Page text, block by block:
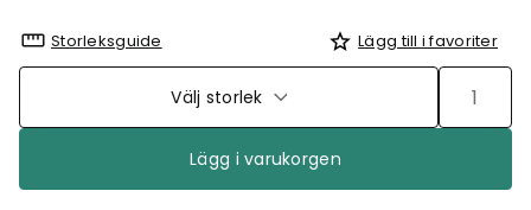
Storleksguide Lägg till i favoriter
Välj storlek
Lägg i varukorgen